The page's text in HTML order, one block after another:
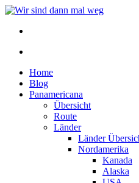
Home
Blog
Panamericana
Übersicht
Route
Länder
Länder
Nordamerika
Kanada
Alaska